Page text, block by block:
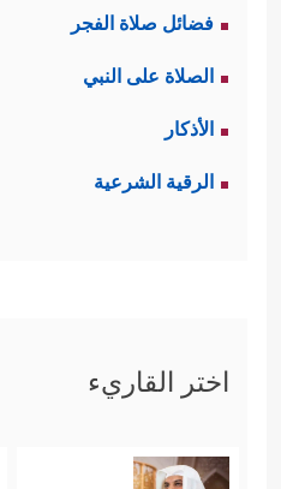
فضائل صلاة الفجر
الصلاة على النبي
الأذكار
الرقية الشرعية
اختر القاريء